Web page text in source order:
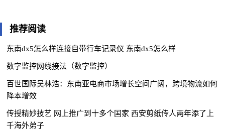
推荐阅读
东南dx5怎么样连接自带行车记录仪 东南dx5怎么样
数字监控网线接法（数字监控）
百世国际吴林浩：东南亚电商市场增长空间广阔，跨境物流如何
降本增效
传授精妙技艺 网上推广到十多个国家 西安剪纸传人两年添了上
千海外弟子